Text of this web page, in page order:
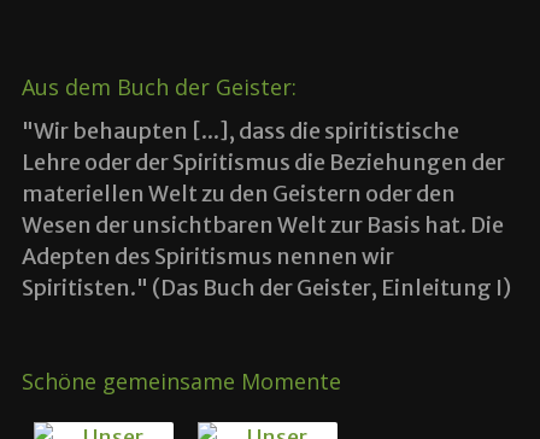
Aus dem Buch der Geister:
"Wir behaupten [...], dass die spiritistische
Lehre oder der Spiritismus die Beziehungen der
materiellen Welt zu den Geistern oder den
Wesen der unsichtbaren Welt zur Basis hat. Die
Adepten des Spiritismus nennen wir
Spiritisten." (Das Buch der Geister, Einleitung I)
Schöne gemeinsame Momente